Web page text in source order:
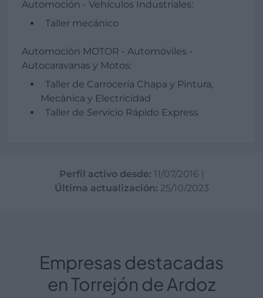
Automoción - Vehículos Industriales:
Taller mecánico
Automoción MOTOR - Automóviles -
Autocaravanas y Motos:
Taller de Carrocería Chapa y Pintura,
Mecánica y Electricidad
Taller de Servicio Rápido Express
Perfil activo desde: 11/07/2016 |
Última actualización: 25/10/2023
Empresas destacadas
en Torrejón de Ardoz